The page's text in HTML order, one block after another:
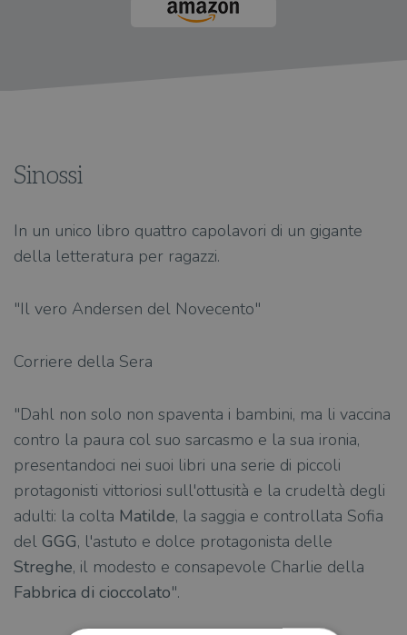
Sinossi
In un unico libro quattro capolavori di un gigante
della letteratura per ragazzi.
"Il vero Andersen del Novecento"
Corriere della Sera
"Dahl non solo non spaventa i bambini, ma li vaccina
contro la paura col suo sarcasmo e la sua ironia,
presentandoci nei suoi libri una serie di piccoli
protagonisti vittoriosi sull'ottusità e la crudeltà degli
adulti: la colta Matilde, la saggia e controllata Sofia
del GGG, l'astuto e dolce protagonista delle
Streghe, il modesto e consapevole Charlie della
Fabbrica di cioccolato".